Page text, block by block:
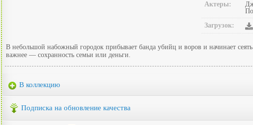
Актеры:
Загрузок:
В небольшой набожный городок прибывает банда убийц и воров и начинает
важнее — сохранность семьи или деньги.
В коллекцию
Подписка на обновление качества